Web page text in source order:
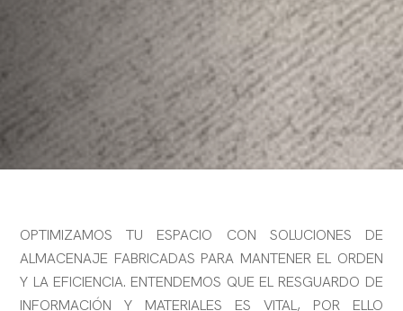
OPTIMIZAMOS TU ESPACIO CON SOLUCIONES DE
ALMACENAJE FABRICADAS PARA MANTENER EL ORDEN
Y LA EFICIENCIA. ENTENDEMOS QUE EL RESGUARDO DE
INFORMACIÓN Y MATERIALES ES VITAL, POR ELLO